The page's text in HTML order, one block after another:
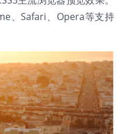
、Safari、Opera等支持